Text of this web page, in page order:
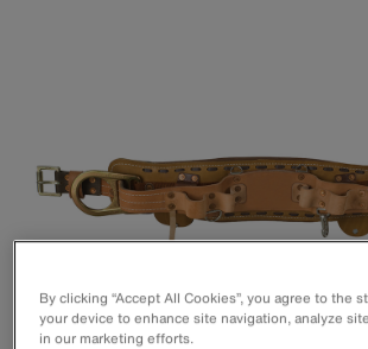
By clicking “Accept All Cookies”, you agree to the
your device to enhance site navigation, analyze
in our marketing efforts.